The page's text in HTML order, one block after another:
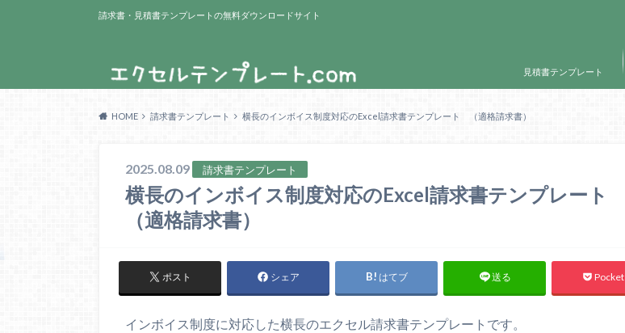
請求書・見積書テンプレートの無料ダウンロードサイト
見積書テンプレート
HOME 請求書テンプレート 横長のインボイス制度対応のExcel請求書テンプレート （適格請求書）
2025.08.09 請求書テンプレート
横長のインボイス制度対応のExcel請求書テンプレート
（適格請求書）
ポスト シェア はてブ 送る Pocket
インボイス制度に対応した横長のエクセル請求書テンプレートです。